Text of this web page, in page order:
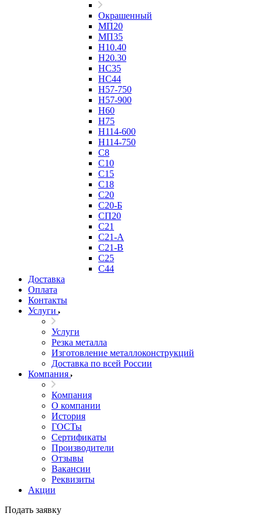
Окрашенный
МП20
МП35
Н10.40
Н20.30
НС35
НС44
Н57-750
Н57-900
Н60
Н75
Н114-600
Н114-750
С8
С10
С15
С18
С20
С20-Б
СП20
С21
С21-А
С21-В
С25
С44
Доставка
Оплата
Контакты
Услуги
Услуги
Резка металла
Изготовление металлоконструкций
Доставка по всей России
Компания
Компания
О компании
История
ГОСТы
Сертификаты
Производители
Отзывы
Вакансии
Реквизиты
Акции
Подать заявку